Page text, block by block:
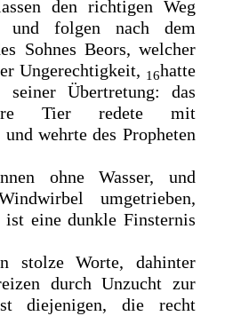
den richtigen Weg
und folgen nach dem
Sohnes Beors, welcher
Ungerechtigkeit, 16hatte
Übertretung: das
Tier redete mit
wehrte des Propheten
ohne Wasser, und
umgetrieben,
ist eine dunkle Finsternis
stolze Worte, dahinter
durch Unzucht zur
diejenigen, die recht